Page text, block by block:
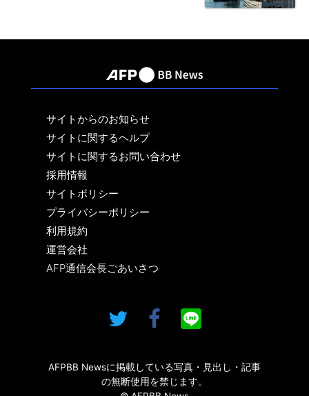
サイトからのお知らせ
サイトに関するヘルプ
サイトに関するお問い合わせ
採用情報
サイトポリシー
プライバシーポリシー
利用規約
運営会社
AFP通信会長ごあいさつ
AFPBB Newsに掲載している写真・見出し・記事
の無断使用を禁じます。